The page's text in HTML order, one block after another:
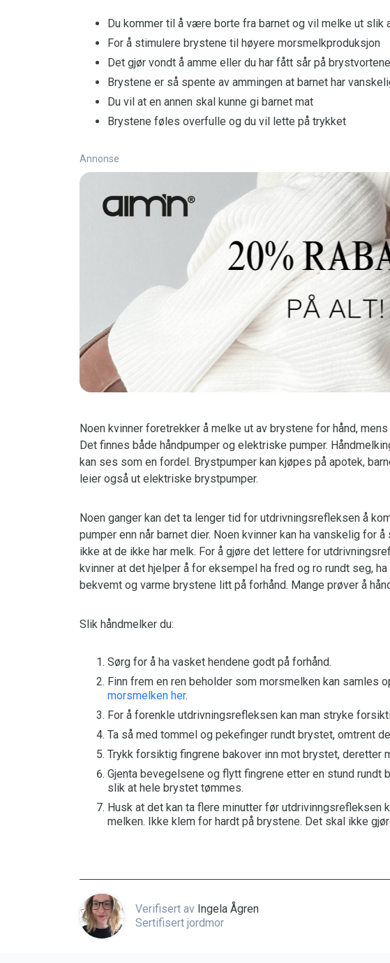
Du kommer til å være borte fra barnet og vil melke ut slik
For å stimulere brystene til høyere morsmelkproduksjon
Det gjør vondt å amme eller du har fått sår på brystvortene
Brystene er så spente av ammingen at barnet har
Du vil at en annen skal kunne gi barnet mat
Brystene føles overfulle og du vil lette på trykket
Annonse
Noen kvinner foretrekker å melke ut av brystene for hånd,
Det finnes både håndpumper og elektriske pumper.
kan ses som en fordel. Brystpumper kan kjøpes på apotek,
leier også ut elektriske brystpumper.
Noen ganger kan det ta lenger tid for utdrivningsrefleksen å
pumper enn når barnet dier. Noen kvinner kan ha vanskelig for
ikke at de ikke har melk. For å gjøre det lettere for
kvinner at det hjelper å for eksempel ha fred og ro rundt seg,
bekvemt og varme brystene litt på forhånd. Mange prøver å
Slik håndmelker du:
Sørg for å ha vasket hendene godt på forhånd.
Finn frem en ren beholder som morsmelken kan samles
morsmelken her.
For å forenkle utdrivningsrefleksen kan man stryke
Ta så med tommel og pekefinger rundt brystet, omtrent
Trykk forsiktig fingrene bakover inn mot brystet, deretter
Gjenta bevegelsene og flytt fingrene etter en stund rundt
slik at hele brystet tømmes.
Husk at det kan ta flere minutter før utdrivinngsrefleksen
melken. Ikke klem for hardt på brystene. Det skal ikke
Verifisert av Ingela Ågren
Sertifisert jordmor